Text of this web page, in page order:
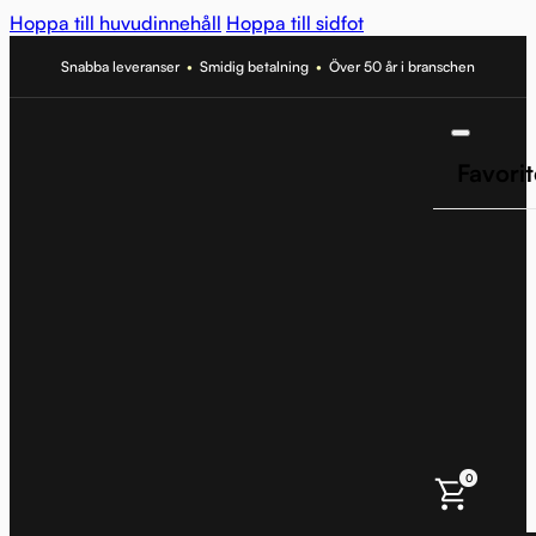
Hoppa till huvudinnehåll Hoppa till sidfot
Snabba leveranser • Smidig betalning • Över 50 år i branschen
0